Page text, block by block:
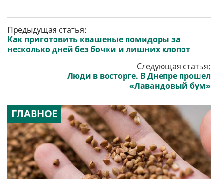
Предыдущая статья:
Как приготовить квашеные помидоры за
несколько дней без бочки и лишних хлопот
Следующая статья:
Люди в восторге. В Днепре прошел
«Лавандовый бум»
ГЛАВНОЕ